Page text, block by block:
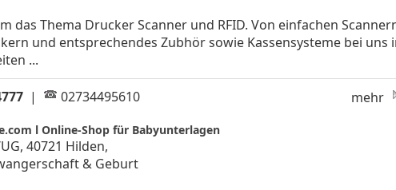
das Thema Drucker Scanner und RFID. Von einfachen
und entsprechendes Zubhör sowie Kassensysteme bei uns
...
| 02734495610 mehr
l Online-Shop für Babyunterlagen
40721 Hilden,
& Geburt